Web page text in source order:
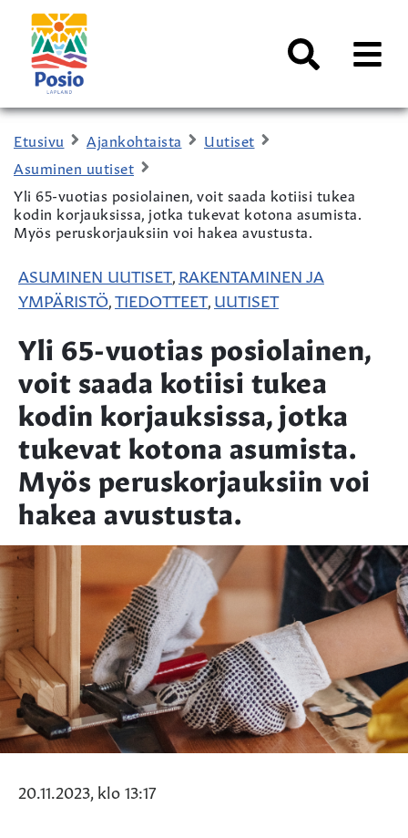
Siirry sisältöön
Kaupungin
logo
AVAA
Etusivu Ajankohtaista
Uutiset
Asuminen uutiset
Yli 65-vuotias posiolainen, voit saada kotiisi tukea
kodin korjauksissa, jotka tukevat kotona asumista.
Myös peruskorjauksiin voi hakea avustusta.
ASUMINEN UUTISET, RAKENTAMINEN JA
YMPÄRISTÖ TIEDOTTEET, UUTISET
Yli 65-vuotias posiolainen,
voit saada kotiisi tukea
kodin korjauksissa, jotka
tukevat kotona asumista.
Myös peruskorjauksiin voi
hakea avustusta.
20.11.2023, klo 13:17